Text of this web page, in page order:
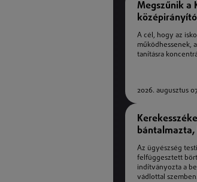
Megszűnik a
A cél, hogy az
működhessenek,
tanításra
2026. augusztus
férfi
Az ügyészség
felfüggesztett
indítványozta a
vádlottal szemben.